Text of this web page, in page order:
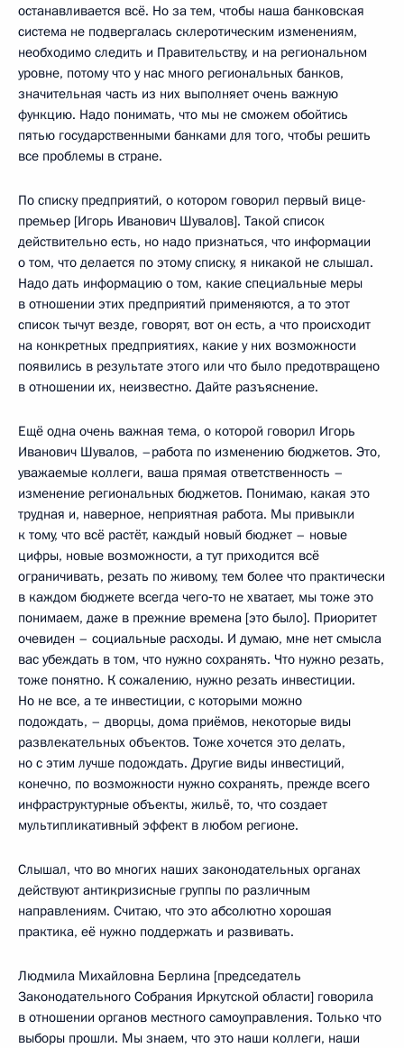
останавливается всё. Но за тем, чтобы наша банковская
система не подвергалась склеротическим изменениям,
необходимо следить и Правительству, и на региональном
уровне, потому что у нас много региональных банков,
значительная часть из них выполняет очень важную
функцию. Надо понимать, что мы не сможем обойтись
пятью государственными банками для того, чтобы решить
все проблемы в стране.
По списку предприятий, о котором говорил первый вице-
премьер [Игорь Иванович Шувалов]. Такой список
действительно есть, но надо признаться, что информации
о том, что делается по этому списку, я никакой не слышал.
Надо дать информацию о том, какие специальные меры
в отношении этих предприятий применяются, а то этот
список тычут везде, говорят, вот он есть, а что происходит
на конкретных предприятиях, какие у них возможности
появились в результате этого или что было предотвращено
в отношении их, неизвестно. Дайте разъяснение.
Ещё одна очень важная тема, о которой говорил Игорь
Иванович Шувалов, –работа по изменению бюджетов. Это,
уважаемые коллеги, ваша прямая ответственность –
изменение региональных бюджетов. Понимаю, какая это
трудная и, наверное, неприятная работа. Мы привыкли
к тому, что всё растёт, каждый новый бюджет – новые
цифры, новые возможности, а тут приходится всё
ограничивать, резать по живому, тем более что практически
в каждом бюджете всегда чего‑то не хватает, мы тоже это
понимаем, даже в прежние времена [это было]. Приоритет
очевиден – социальные расходы. И думаю, мне нет смысла
вас убеждать в том, что нужно сохранять. Что нужно резать,
тоже понятно. К сожалению, нужно резать инвестиции.
Но не все, а те инвестиции, с которыми можно
подождать, – дворцы, дома приёмов, некоторые виды
развлекательных объектов. Тоже хочется это делать,
но с этим лучше подождать. Другие виды инвестиций,
конечно, по возможности нужно сохранять, прежде всего
инфраструктурные объекты, жильё, то, что создает
мультипликативный эффект в любом регионе.
Слышал, что во многих наших законодательных органах
действуют антикризисные группы по различным
направлениям. Считаю, что это абсолютно хорошая
практика, её нужно поддержать и развивать.
Людмила Михайловна Берлина [председатель
Законодательного Собрания Иркутской области] говорила
в отношении органов местного самоуправления. Только что
выборы прошли. Мы знаем, что это наши коллеги, наши